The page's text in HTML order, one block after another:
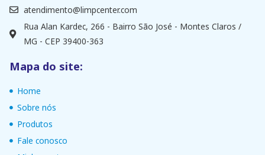
atendimento@limpcenter.com
Rua Alan Kardec, 266 - Bairro São José - Montes Claros /
MG - CEP 39400-363
Mapa do site:
Home
Sobre nós
Produtos
Fale conosco